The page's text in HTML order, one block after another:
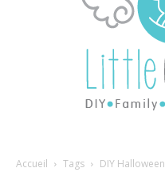
Accueil Tags DIY Halloween